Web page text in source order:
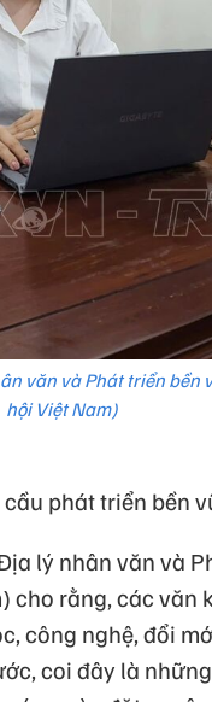
văn và Phát triển bền
hội Việt Nam)
phát triển bền
lý nhân văn và
cho rằng, các văn
công nghệ, đổi
coi đây là